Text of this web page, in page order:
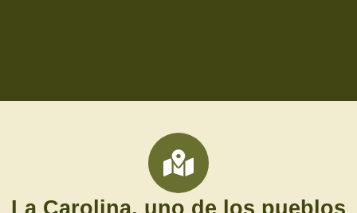
La Carolina, uno de los pueblos